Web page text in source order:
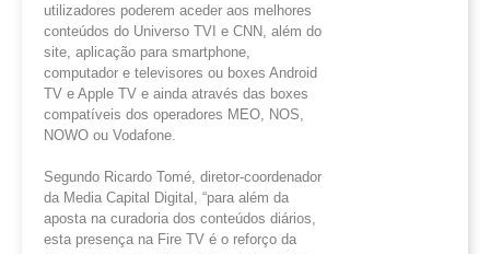
utilizadores poderem aceder aos melhores
conteúdos do Universo TVI e CNN, além do
site, aplicação para smartphone,
computador e televisores ou boxes Android
TV e Apple TV e ainda através das boxes
compatíveis dos operadores MEO, NOS,
NOWO ou Vodafone.
Segundo Ricardo Tomé, diretor-coordenador
da Media Capital Digital, “para além da
aposta na curadoria dos conteúdos diários,
esta presença na Fire TV é o reforço da